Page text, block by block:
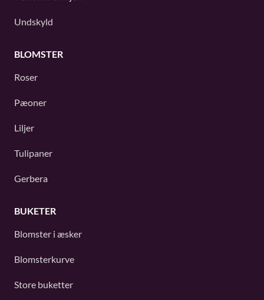
Undskyld
BLOMSTER
Roser
Pæoner
Liljer
Tulipaner
Gerbera
BUKETER
Blomster i æsker
Blomsterkurve
Store buketter